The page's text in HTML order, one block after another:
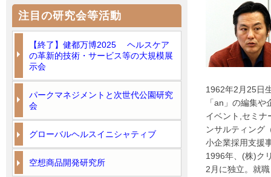
1962年2月25日
「an」の編集
イベント,セミナ
ンサルティング
小企業採用支援
1996年、(株)ク
2月に独立。就
注目の研究会等活動
【終了】健都万博2025 ヘルスケア
の革新的技術・サービス等の大規模展
示会
パークマネジメントと次世代公園研究
会
グローバルヘルスイニシャティブ
空想商品開発研究所